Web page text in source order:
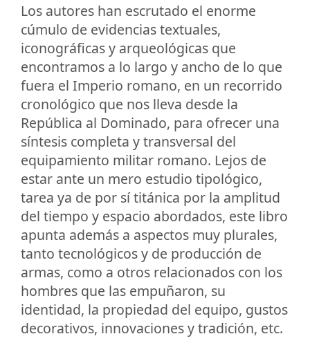
Los autores han escrutado el enorme
cúmulo de evidencias textuales,
iconográficas y arqueológicas que
encontramos a lo largo y ancho de lo que
fuera el Imperio romano, en un recorrido
cronológico que nos lleva desde la
República al Dominado, para ofrecer una
síntesis completa y transversal del
equipamiento militar romano. Lejos de
estar ante un mero estudio tipológico,
tarea ya de por sí titánica por la amplitud
del tiempo y espacio abordados, este libro
apunta además a aspectos muy plurales,
tanto tecnológicos y de producción de
armas, como a otros relacionados con los
hombres que las empuñaron, su
identidad, la propiedad del equipo, gustos
decorativos, innovaciones y tradición, etc.